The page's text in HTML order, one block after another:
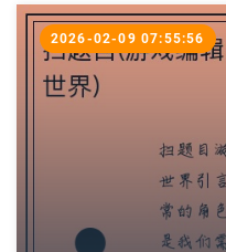
2026-02-09 07:55:56